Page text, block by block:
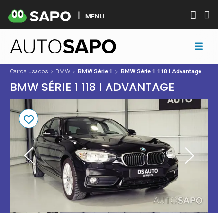
MENU
Carros usados BMW BMW Série 1 BMW Série 1 118 i Advantage
BMW SÉRIE 1 118 I ADVANTAGE